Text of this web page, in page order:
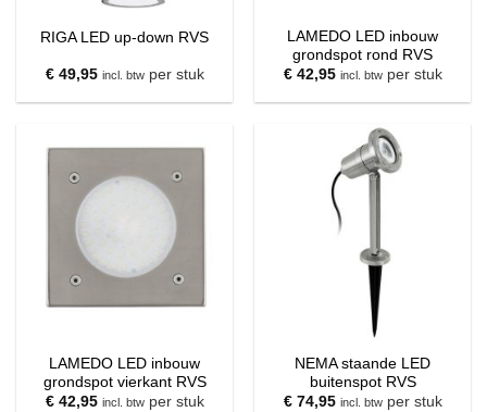
RIGA LED up-down RVS
€49,95 incl. btwper stuk
LAMEDO LED inbouw
grondspot rond RVS
€42,95 incl. btwper stuk
LAMEDO LED inbouw
grondspot vierkant RVS
€42,95 incl. btwper stuk
NEMA staande LED
buitenspot RVS
€74,95 incl. btwper stuk